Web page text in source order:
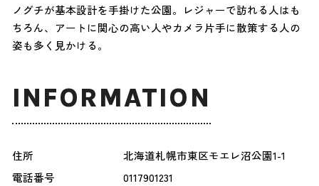
ノグチが基本設計を手掛けた公園。レジャーで訪れる人はも
ちろん、アートに関心の高い人やカメラ片手に散策する人の
姿も多く見かける。
INFORMATION
住所
北海道札幌市東区モエレ沼公園1-1
電話番号
0117901231